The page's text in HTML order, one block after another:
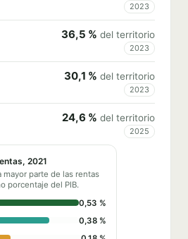
2023
36,5 % del territorio
2023
30,1 % del territorio
2023
24,6 % del territorio
2025
2021
mayor parte de las rentas
porcentaje del PIB.
0,53 %
0,38 %